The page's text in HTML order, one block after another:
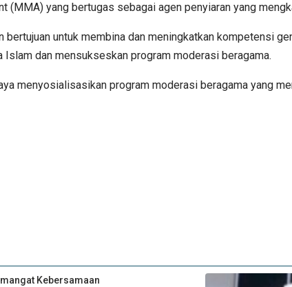
yang bertugas sebagai agen penyiaran yang
untuk membina dan meningkatkan kompetensi
dan mensukseskan program moderasi beragama.
menyosialisasikan program moderasi beragama yang
Kebersamaan